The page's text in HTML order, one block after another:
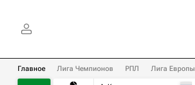
Главное Лига Чемпионов РПЛ Лига Европы